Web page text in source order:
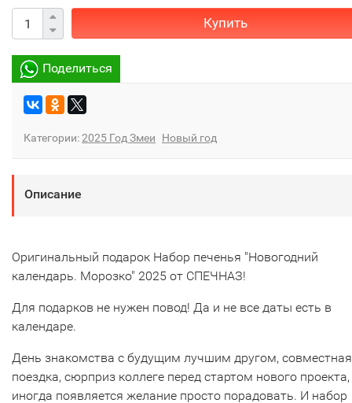
Купить
Поделиться
Категории:2025 Год Змеи Новый год
Описание
Оригинальный подарок Набор печенья "Новогодний
календарь. Морозко" 2025 от СПЕЧНАЗ!
Для подарков не нужен повод! Да и не все даты есть в
календаре.
День знакомства с будущим лучшим другом, совместная
поездка, сюрприз коллеге перед стартом нового
иногда появляется желание просто порадовать. И набор